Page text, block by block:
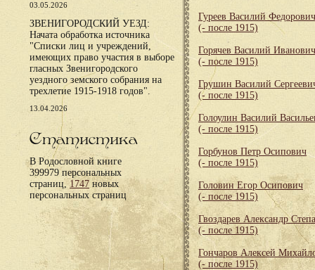
03.05.2026
ЗВЕНИГОРОДСКИЙ УЕЗД:
Начата обработка источника
"Списки лиц и учреждений,
имеющих право участия в выборе
гласных Звенигородского
уездного земского собрания на
трехлетие 1915-1918 годов".
13.04.2026
Статистика
В Родословной книге
399979 персональных
страниц, 1747 новых
персональных страниц
Гуреев Василий Федорович
(- после 1915)
Горячев Василий Иванович
(- после 1915)
Грушин Василий
(- после 1915)
Голоулин Василий
(- после 1915)
Горбунов Петр Осипович
(- после 1915)
Головин Егор Осипович
(- после 1915)
Гвоздарев Александр
(- после 1915)
Гончаров Алексей
(- после 1915)